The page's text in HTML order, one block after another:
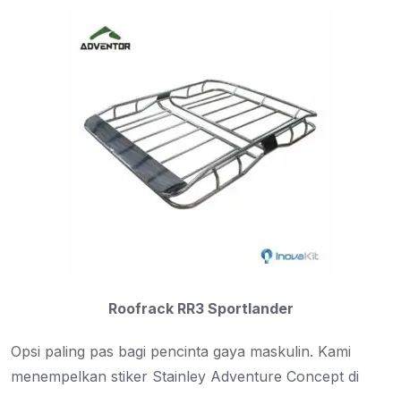
Roofrack RR3 Sportlander
Opsi paling pas bagi pencinta gaya maskulin. Kami
menempelkan stiker Stainley Adventure Concept di